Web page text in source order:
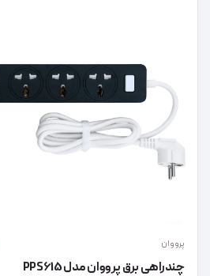
پرووان
چندراهی برق پرووان مدل PPS615